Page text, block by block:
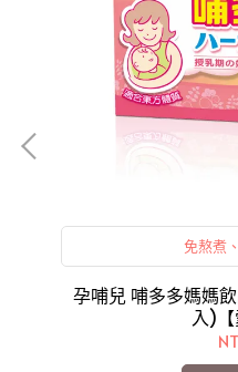
免熬煮
孕哺兒 哺多多媽媽
入)【